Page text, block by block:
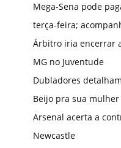
Mega-Sena pode
terça-feira;
Árbitro iria encerrar
MG no Juventude
Dubladores
Beijo pra sua mulher
Arsenal acerta a
Newcastle